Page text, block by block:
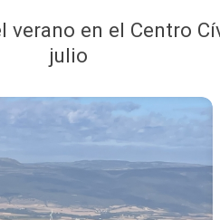
en el Centro
julio